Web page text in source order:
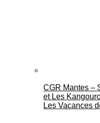
CGR Mantes –
et Les
Les Vacances